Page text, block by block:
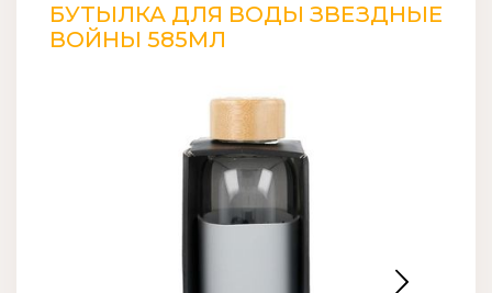
БУТЫЛКА ДЛЯ ВОДЫ ЗВЕЗДНЫЕ
ВОЙНЫ 585МЛ